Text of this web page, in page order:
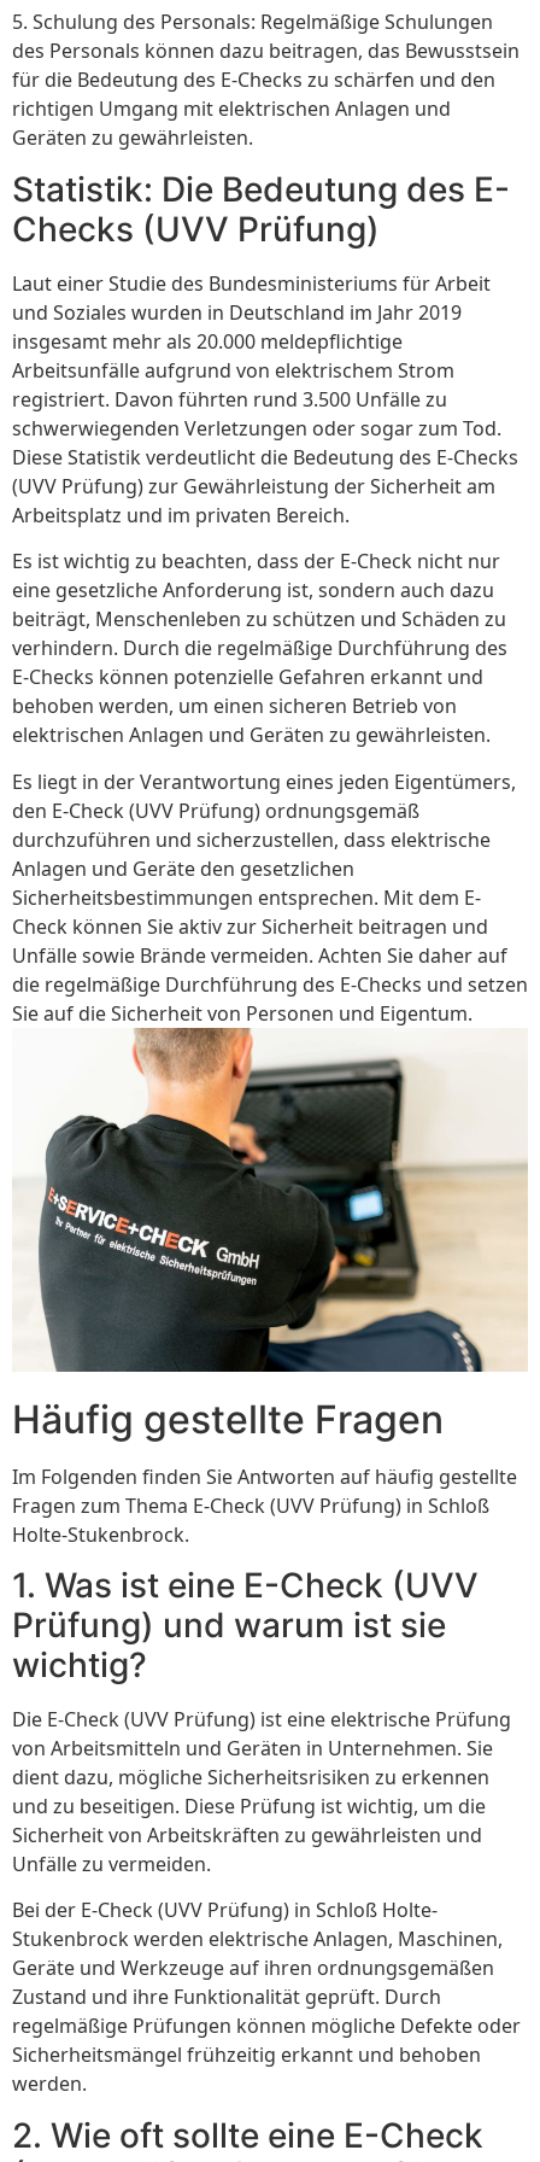
5. Schulung des Personals: Regelmäßige Schulungen
des Personals können dazu beitragen, das Bewusstsein
für die Bedeutung des E-Checks zu schärfen und den
richtigen Umgang mit elektrischen Anlagen und
Geräten zu gewährleisten.
Statistik: Die Bedeutung des E-
Checks (UVV Prüfung)
Laut einer Studie des Bundesministeriums für Arbeit
und Soziales wurden in Deutschland im Jahr 2019
insgesamt mehr als 20.000 meldepflichtige
Arbeitsunfälle aufgrund von elektrischem Strom
registriert. Davon führten rund 3.500 Unfälle zu
schwerwiegenden Verletzungen oder sogar zum Tod.
Diese Statistik verdeutlicht die Bedeutung des E-Checks
(UVV Prüfung) zur Gewährleistung der Sicherheit am
Arbeitsplatz und im privaten Bereich.
Es ist wichtig zu beachten, dass der E-Check nicht nur
eine gesetzliche Anforderung ist, sondern auch dazu
beiträgt, Menschenleben zu schützen und Schäden zu
verhindern. Durch die regelmäßige Durchführung des
E-Checks können potenzielle Gefahren erkannt und
behoben werden, um einen sicheren Betrieb von
elektrischen Anlagen und Geräten zu gewährleisten.
Es liegt in der Verantwortung eines jeden Eigentümers,
den E-Check (UVV Prüfung) ordnungsgemäß
durchzuführen und sicherzustellen, dass elektrische
Anlagen und Geräte den gesetzlichen
Sicherheitsbestimmungen entsprechen. Mit dem E-
Check können Sie aktiv zur Sicherheit beitragen und
Unfälle sowie Brände vermeiden. Achten Sie daher auf
die regelmäßige Durchführung des E-Checks und setzen
Sie auf die Sicherheit von Personen und Eigentum.
Häufig gestellte Fragen
Im Folgenden finden Sie Antworten auf häufig gestellte
Fragen zum Thema E-Check (UVV Prüfung) in Schloß
Holte-Stukenbrock.
1. Was ist eine E-Check (UVV
Prüfung) und warum ist sie
wichtig?
Die E-Check (UVV Prüfung) ist eine elektrische Prüfung
von Arbeitsmitteln und Geräten in Unternehmen. Sie
dient dazu, mögliche Sicherheitsrisiken zu erkennen
und zu beseitigen. Diese Prüfung ist wichtig, um die
Sicherheit von Arbeitskräften zu gewährleisten und
Unfälle zu vermeiden.
Bei der E-Check (UVV Prüfung) in Schloß Holte-
Stukenbrock werden elektrische Anlagen, Maschinen,
Geräte und Werkzeuge auf ihren ordnungsgemäßen
Zustand und ihre Funktionalität geprüft. Durch
regelmäßige Prüfungen können mögliche Defekte oder
Sicherheitsmängel frühzeitig erkannt und behoben
werden.
2. Wie oft sollte eine E-Check